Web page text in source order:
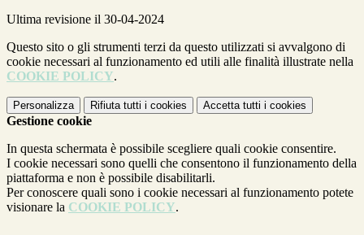
Ultima revisione il 30-04-2024
Questo sito o gli strumenti terzi da questo utilizzati si avvalgono di
cookie necessari al funzionamento ed utili alle finalità illustrate nella
COOKIE POLICY.
Personalizza Rifiuta tutti i cookies Accetta tutti i cookies
Gestione cookie
In questa schermata è possibile scegliere quali cookie consentire.
I cookie necessari sono quelli che consentono il funzionamento della
piattaforma e non è possibile disabilitarli.
Per conoscere quali sono i cookie necessari al funzionamento potete
visionare la COOKIE POLICY.